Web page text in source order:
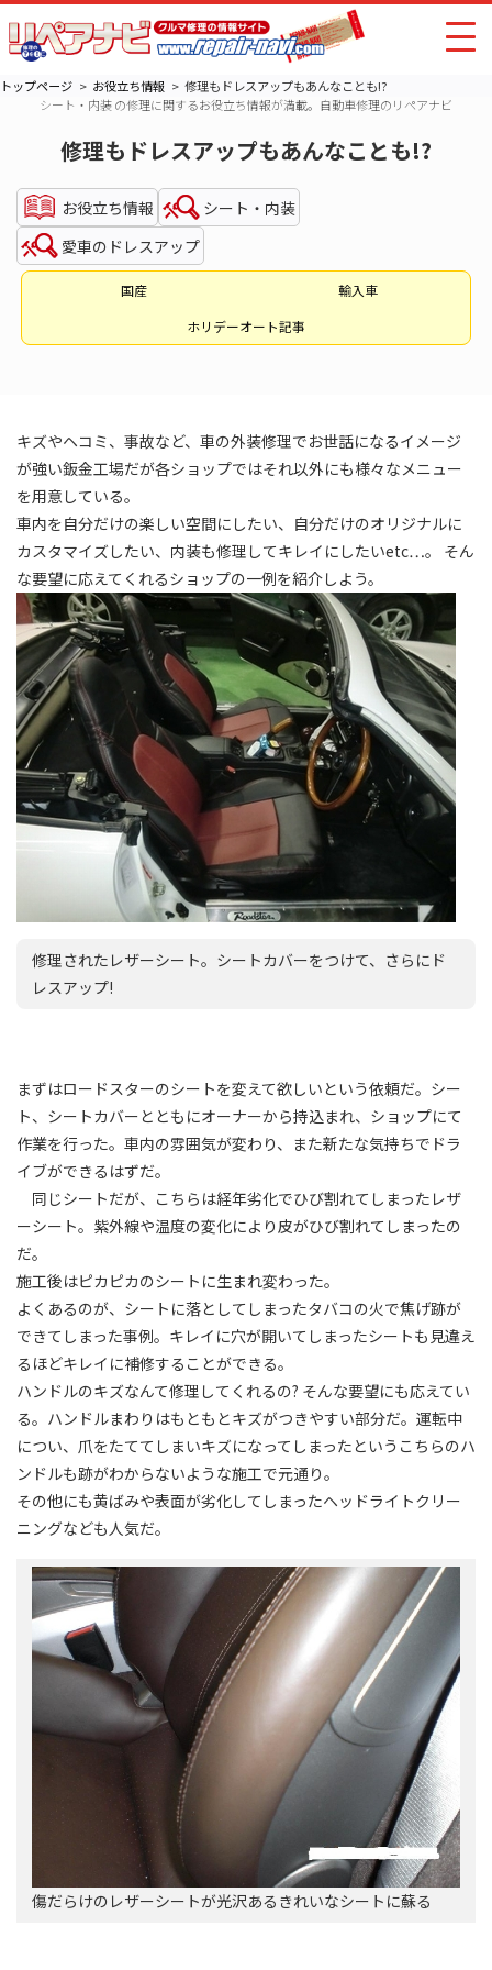
トップページ お役立ち情報
修理もドレスアップもあんなことも!?
シート・内装 の修理に関するお役立ち情報が満載。自動車修理のリペアナビ
修理もドレスアップもあんなことも!?
お役立ち情報
シート・内装
愛車のドレスアップ
国産
輸入車
ホリデーオート記事
キズやヘコミ、事故など、車の外装修理でお世話になるイメージ
が強い鈑金工場だが各ショップではそれ以外にも様々なメニュー
を用意している。
車内を自分だけの楽しい空間にしたい、自分だけのオリジナルに
カスタマイズしたい、内装も修理してキレイにしたいetc…。 そん
な要望に応えてくれるショップの一例を紹介しよう。
修理されたレザーシート。シートカバーをつけて、さらにド
レスアップ!
まずはロードスターのシートを変えて欲しいという依頼だ。シー
ト、シートカバーとともにオーナーから持込まれ、ショップにて
作業を行った。車内の雰囲気が変わり、また新たな気持ちでドラ
イブができるはずだ。
同じシートだが、こちらは経年劣化でひび割れてしまったレザ
ーシート。紫外線や温度の変化により皮がひび割れてしまったの
だ。
施工後はピカピカのシートに生まれ変わった。
よくあるのが、シートに落としてしまったタバコの火で焦げ跡が
できてしまった事例。キレイに穴が開いてしまったシートも見違え
るほどキレイに補修することができる。
ハンドルのキズなんて修理してくれるの? そんな要望にも応えてい
る。ハンドルまわりはもともとキズがつきやすい部分だ。運転中
につい、爪をたててしまいキズになってしまったというこちらのハ
ンドルも跡がわからないような施工で元通り。
その他にも黄ばみや表面が劣化してしまったヘッドライトクリー
ニングなども人気だ。
傷だらけのレザーシートが光沢あるきれいなシートに蘇る